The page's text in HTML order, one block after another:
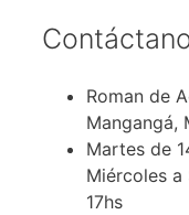
Roman de
Mangangá,
Martes de
Miércoles a
17hs